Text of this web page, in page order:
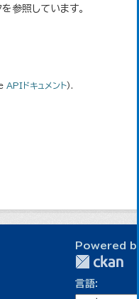
参照しています。
APIドキュメント).
Powered by
言語